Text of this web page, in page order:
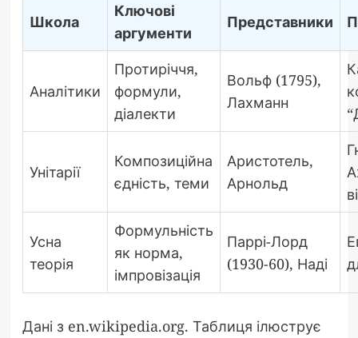
Школа
Ключові
аргументи
Представники
Аналітики
Протиріччя,
формули,
діалекти
Вольф (1795),
Лахманн
Унітарії
Композиційна
єдність, теми
Аристотель,
Арнольд
Усна
теорія
Формульність
як норма,
імпровізація
Паррі-Лорд
(1930-60), Наді
Дані з en.wikipedia.org. Таблиця ілюструє